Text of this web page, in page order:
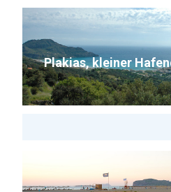
Plakias, kleiner